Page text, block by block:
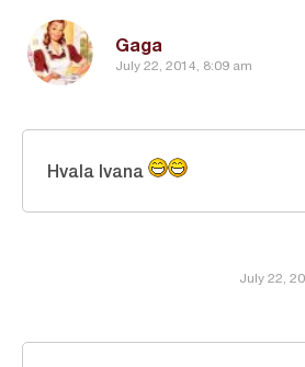
Gaga
July 22, 2014, 8:09 am
July 22,
Hvala Ivana